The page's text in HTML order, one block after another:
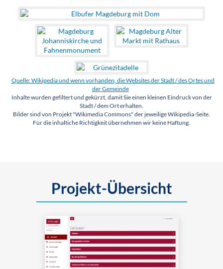
Quelle: Wikipedia und wenn vorhanden, die Websites der Stadt / des Ortes und
der Gemeinde
Inhalte wurden gefiltert und gekürzt, damit Sie einen kleinen Eindruck von der
Stadt / dem Ort erhalten.
Bilder sind von Projekt "Wikimedia Commons" der jeweilige Wikipedia-Seite.
Für die inhaltiche Richtigkeit übernehmen wir keine Haftung.
Projekt-Übersicht